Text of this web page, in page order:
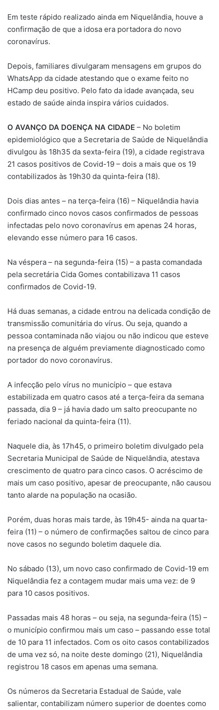
Em teste rápido realizado ainda em Niquelândia, houve a
confirmação de que a idosa era portadora do novo
coronavírus.
Depois, familiares divulgaram mensagens em grupos do
WhatsApp da cidade atestando que o exame feito no
HCamp deu positivo. Pelo fato da idade avançada, seu
estado de saúde ainda inspira vários cuidados.
O AVANÇO DA DOENÇA NA CIDADE – No boletim
epidemiológico que a Secretaria de Saúde de Niquelândia
divulgou às 18h35 da sexta-feira (19), a cidade registrava
21 casos positivos de Covid-19 – dois a mais que os 19
contabilizados às 19h30 da quinta-feira (18).
Dois dias antes – na terça-feira (16) – Niquelândia havia
confirmado cinco novos casos confirmados de pessoas
infectadas pelo novo coronavírus em apenas 24 horas,
elevando esse número para 16 casos.
Na véspera – na segunda-feira (15) – a pasta comandada
pela secretária Cida Gomes contabilizava 11 casos
confirmados de Covid-19.
Há duas semanas, a cidade entrou na delicada condição de
transmissão comunitária do vírus. Ou seja, quando a
pessoa contaminada não viajou ou não indicou que esteve
na presença de alguém previamente diagnosticado como
portador do novo coronavírus.
A infecção pelo vírus no município – que estava
estabilizada em quatro casos até a terça-feira da semana
passada, dia 9 – já havia dado um salto preocupante no
feriado nacional da quinta-feira (11).
Naquele dia, às 17h45, o primeiro boletim divulgado pela
Secretaria Municipal de Saúde de Niquelândia, atestava
crescimento de quatro para cinco casos. O acréscimo de
mais um caso positivo, apesar de preocupante, não causou
tanto alarde na população na ocasião.
Porém, duas horas mais tarde, às 19h45- ainda na quarta-
feira (11) – o número de confirmações saltou de cinco para
nove casos no segundo boletim daquele dia.
No sábado (13), um novo caso confirmado de Covid-19 em
Niquelândia fez a contagem mudar mais uma vez: de 9
para 10 casos positivos.
Passadas mais 48 horas – ou seja, na segunda-feira (15) –
o município confirmou mais um caso – passando esse total
de 10 para 11 infectados. Com os oito casos contabilizados
de uma vez só, na noite deste domingo (21), Niquelândia
registrou 18 casos em apenas uma semana.
Os números da Secretaria Estadual de Saúde, vale
salientar, contabilizam número superior de doentes como